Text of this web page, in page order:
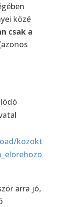
közé
csak a
kozokt
arra jó,